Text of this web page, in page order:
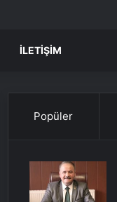
İLETIŞIM
Popüler